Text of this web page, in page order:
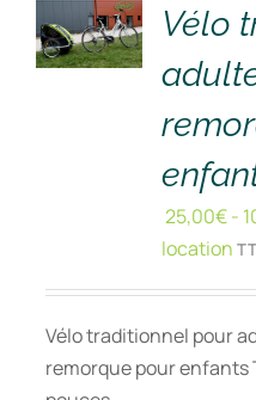
Vélo
25,00€-
location
Vélo traditionnel pour
remorque pour enfants